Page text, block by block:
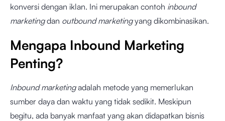
konversi dengan iklan. Ini merupakan contoh inbound
marketingdan outbound marketingyang dikombinasikan.
Mengapa Inbound Marketing
Penting?
Inbound marketingadalah metode yang memerlukan
sumber daya dan waktu yang tidak sedikit. Meskipun
begitu, ada banyak manfaat yang akan didapatkan bisnis